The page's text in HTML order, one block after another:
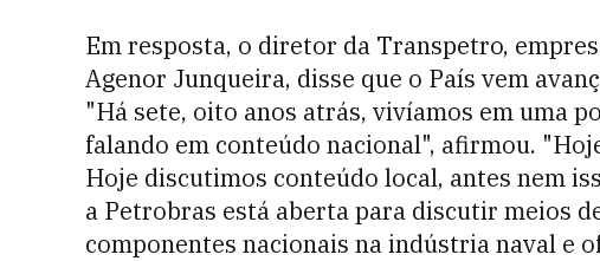
Em resposta, o diretor da Transpetro,
Agenor Junqueira, disse que o País vem
"Há sete, oito anos atrás, vivíamos em uma
falando em conteúdo nacional", afirmou.
Hoje discutimos conteúdo local, antes nem
a Petrobras está aberta para discutir meios
componentes nacionais na indústria naval e